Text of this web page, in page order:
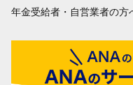
年金受給者・自営業者の方